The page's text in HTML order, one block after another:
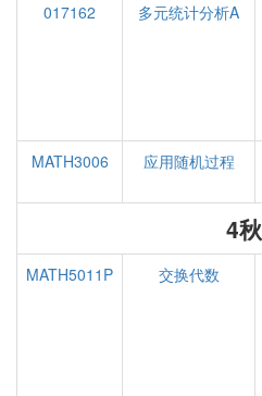
017162
多元统计分析A
MATH3006
应用随机过程
4秋
MATH5011P 交换代数